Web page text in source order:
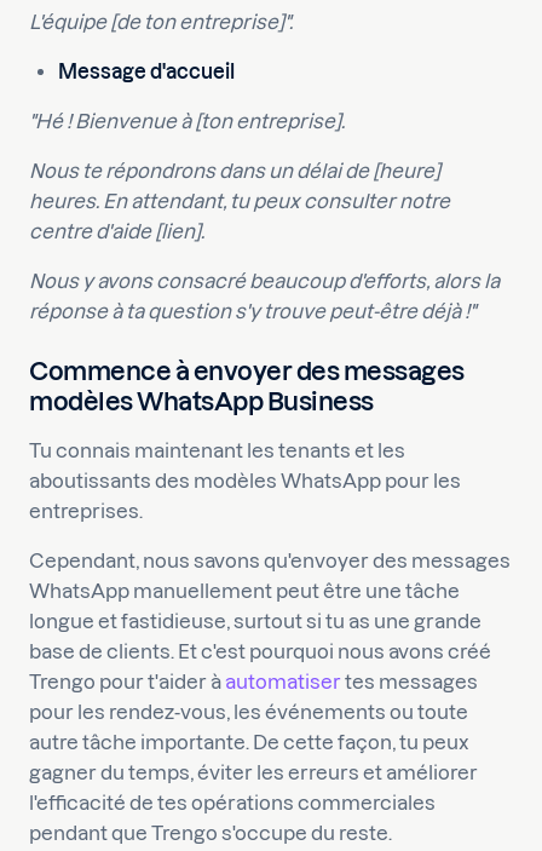
L'équipe [de ton entreprise]".
Message d'accueil
"Hé ! Bienvenue à [ton entreprise].
Nous te répondrons dans un délai de [heure]
heures. En attendant, tu peux consulter notre
centre d'aide [lien].
Nous y avons consacré beaucoup d'efforts, alors la
réponse à ta question s'y trouve peut-être déjà !"
Commence à envoyer des messages
modèles WhatsApp Business
Tu connais maintenant les tenants et les
aboutissants des modèles WhatsApp pour les
entreprises.
Cependant, nous savons qu'envoyer des messages
WhatsApp manuellement peut être une tâche
longue et fastidieuse, surtout si tu as une grande
base de clients. Et c'est pourquoi nous avons créé
Trengo pour t'aider àautomatisertes messages
pour les rendez-vous, les événements ou toute
autre tâche importante. De cette façon, tu peux
gagner du temps, éviter les erreurs et améliorer
l'efficacité de tes opérations commerciales
pendant que Trengo s'occupe du reste.